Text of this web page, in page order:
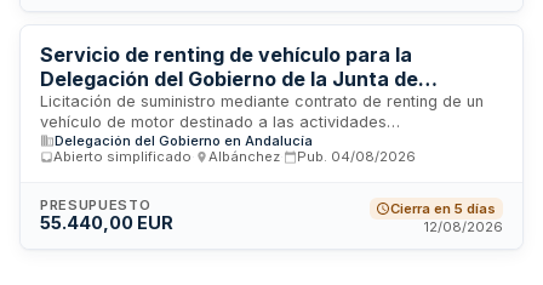
siendo el adjudicatario quien determine el plazo concreto de
prestación del suministro.
Servicio de renting de vehículo para la
Delegación del Gobierno de la Junta de
Andalucía en Almería
Licitación de suministro mediante contrato de renting de un
vehículo de motor destinado a las actividades
administrativas de la Delegación del Gobierno de la Junta de
Andalucía en Almería. El contrato, cuyo valor estimado
puesta a disposición del vehículo con los servicios
inherentes al arrendamiento financiero, incluyendo
Delegación del Gobierno en Andalucía
Abierto simplificado
Albánchez Pub. 04/08/2026
PRESUPUESTO
55.440,00 EUR
Cierra en 5 días
12/08/2026